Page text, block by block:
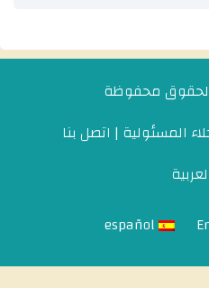
المسئولية | اتصل بنا